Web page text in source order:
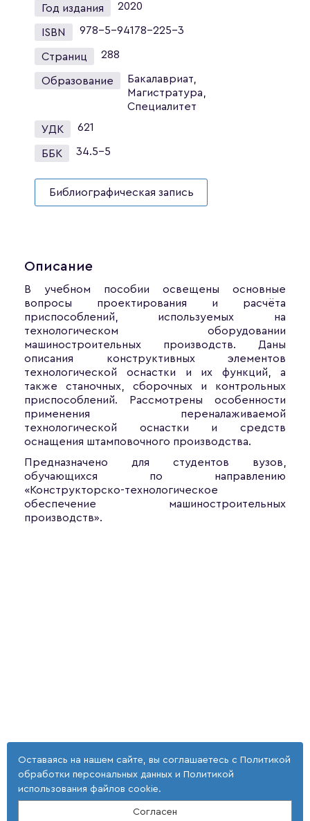
Год издания 2020
ISBN 978-5-94178-225-3
Страниц 288
Образование
Бакалавриат,
Магистратура,
Специалитет
УДК 621
ББК 34.5-5
Библиографическая запись
Описание
В учебном пособии освещены основные
вопросы проектирования и расчёта
приспособлений, используемых на
технологическом оборудовании
машиностроительных производств. Даны
описания конструктивных элементов
технологической оснастки и их функций, а
также станочных, сборочных и контрольных
приспособлений. Рассмотрены особенности
применения переналаживаемой
технологической оснастки и средств
оснащения штамповочного производства.
Предназначено для студентов вузов,
обучающихся по направлению
«Конструкторско-технологическое
обеспечение машиностроительных
производств».
Оставаясь на нашем сайте, вы соглашаетесь с Политикой
обработки персональных данных и Политикой
использования файлов cookie.
Согласен